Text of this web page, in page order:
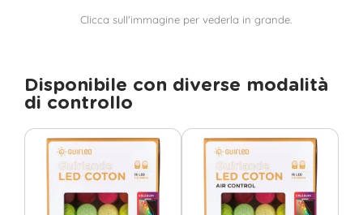
Clicca sull'immagine per vederla in grande.
Disponibile con diverse modalità
di controllo